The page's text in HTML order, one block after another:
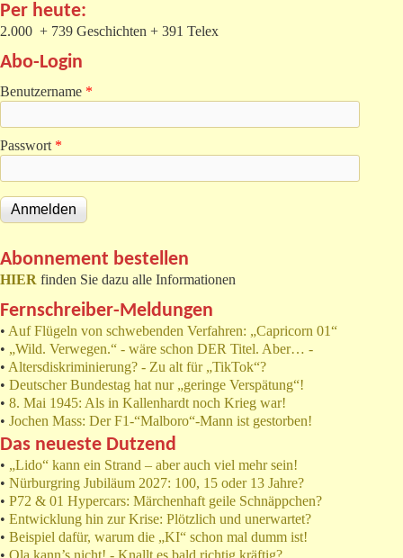
Per heute:
2.000 + 739 Geschichten + 391 Telex
Abo-Login
Benutzername *
Passwort *
Abonnement bestellen
HIER finden Sie dazu alle Informationen
Fernschreiber-Meldungen
• Auf Flügeln von schwebenden Verfahren: „Capricorn 01“
• „Wild. Verwegen.“ - wäre schon DER Titel. Aber… -
• Altersdiskriminierung? - Zu alt für „TikTok“?
• Deutscher Bundestag hat nur „geringe Verspätung“!
• 8. Mai 1945: Als in Kallenhardt noch Krieg war!
• Jochen Mass: Der F1-“Malboro“-Mann ist gestorben!
Das neueste Dutzend
• „Lido“ kann ein Strand – aber auch viel mehr sein!
• Nürburgring Jubiläum 2027: 100, 15 oder 13 Jahre?
• P72 & 01 Hypercars: Märchenhaft geile Schnäppchen?
• Entwicklung hin zur Krise: Plötzlich und unerwartet?
• Beispiel dafür, warum die „KI“ schon mal dumm ist!